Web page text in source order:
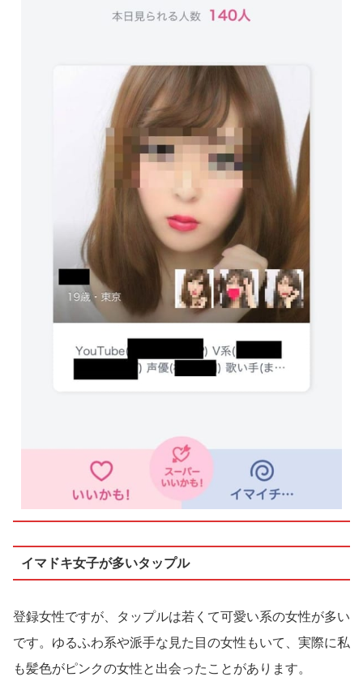
イマドキ女子が多いタップル
登録女性ですが、タップルは若くて可愛い系の女性が多い
です。ゆるふわ系や派手な見た目の女性もいて、実際に私
も髪色がピンクの女性と出会ったことがあります。